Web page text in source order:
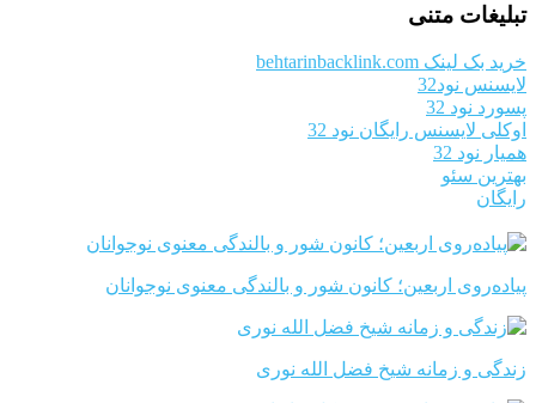
تبلیغات متنی
خرید بک لینک behtarinbacklink.com
لایسنس نود32
پسورد نود 32
اوکلی لایسنس رایگان نود 32
همیار نود 32
بهترین سئو
رایگان
پیاده‌روی اربعین؛ کانون شور و بالندگی معنوی نوجوانان
زندگی و زمانه شیخ فضل الله نوری